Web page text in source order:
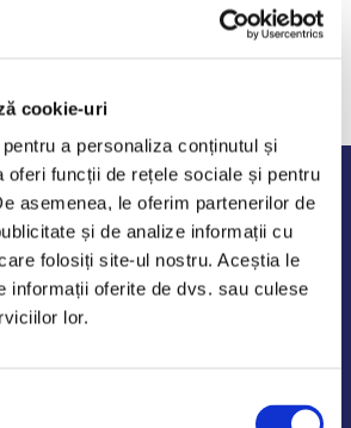
cookie-uri
a personaliza conținutul și
oferi funcții de rețele sociale și pentru
asemenea, le oferim partenerilor de
și de analize informații cu
folosiți site-ul nostru. Aceștia le
informații oferite de dvs. sau culese
lor.
lucru
18:00
10:00-14:00